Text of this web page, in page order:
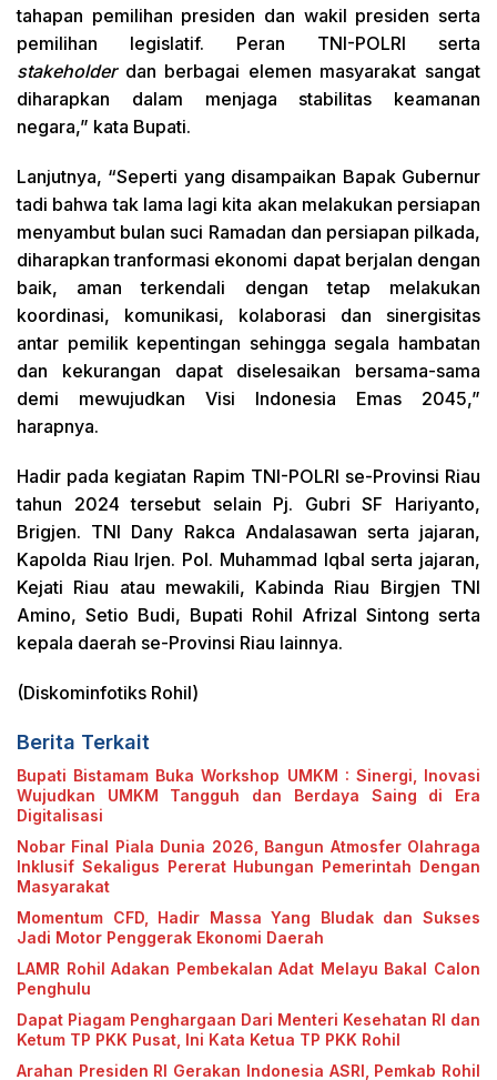
tahapan pemilihan presiden dan wakil presiden serta
pemilihan legislatif. Peran TNI-POLRI serta
stakeholderdan berbagai elemen masyarakat sangat
diharapkan dalam menjaga stabilitas keamanan
negara,” kata Bupati.
Lanjutnya, “Seperti yang disampaikan Bapak Gubernur
tadi bahwa tak lama lagi kita akan melakukan persiapan
menyambut bulan suci Ramadan dan persiapan pilkada,
diharapkan tranformasi ekonomi dapat berjalan dengan
baik, aman terkendali dengan tetap melakukan
koordinasi, komunikasi, kolaborasi dan sinergisitas
antar pemilik kepentingan sehingga segala hambatan
dan kekurangan dapat diselesaikan bersama-sama
demi mewujudkan Visi Indonesia Emas 2045,”
harapnya.
Hadir pada kegiatan Rapim TNI-POLRI se-Provinsi Riau
tahun 2024 tersebut selain Pj. Gubri SF Hariyanto,
Brigjen. TNI Dany Rakca Andalasawan serta jajaran,
Kapolda Riau Irjen. Pol. Muhammad Iqbal serta jajaran,
Kejati Riau atau mewakili, Kabinda Riau Birgjen TNI
Amino, Setio Budi, Bupati Rohil Afrizal Sintong serta
kepala daerah se-Provinsi Riau lainnya.
(Diskominfotiks Rohil)
Berita Terkait
Bupati Bistamam Buka Workshop UMKM : Sinergi, Inovasi
Wujudkan UMKM Tangguh dan Berdaya Saing di Era
Digitalisasi
Nobar Final Piala Dunia 2026, Bangun Atmosfer Olahraga
Inklusif Sekaligus Pererat Hubungan Pemerintah Dengan
Masyarakat
Momentum CFD, Hadir Massa Yang Bludak dan Sukses
Jadi Motor Penggerak Ekonomi Daerah
LAMR Rohil Adakan Pembekalan Adat Melayu Bakal Calon
Penghulu
Dapat Piagam Penghargaan Dari Menteri Kesehatan RI dan
Ketum TP PKK Pusat, Ini Kata Ketua TP PKK Rohil
Arahan Presiden RI Gerakan Indonesia ASRI, Pemkab Rohil